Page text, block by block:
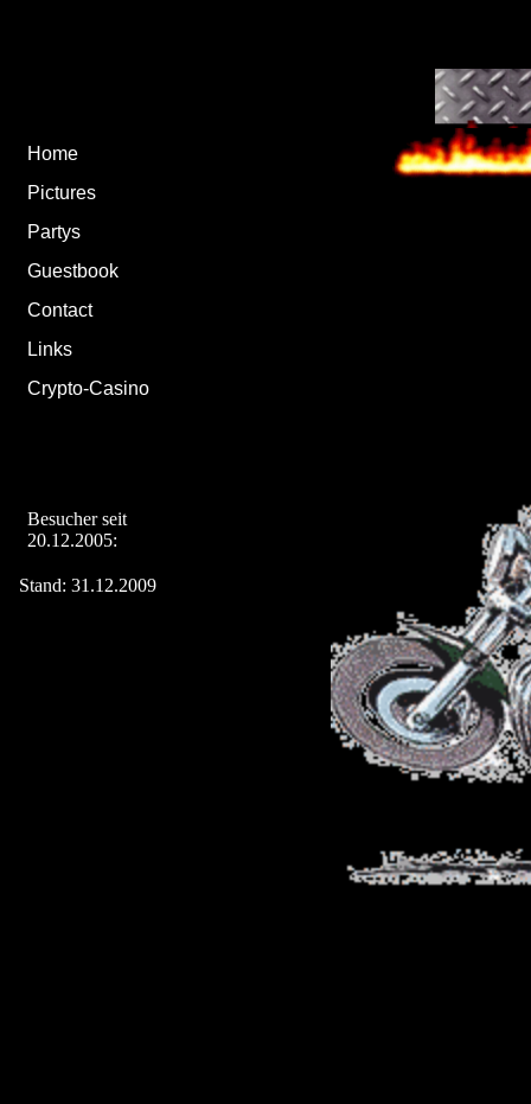
Home
Pictures
Partys
Guestbook
Contact
Links
Crypto-Casino
Besucher seit
20.12.2005:
Stand: 31.12.2009